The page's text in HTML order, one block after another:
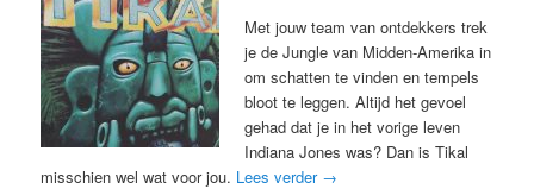
Met jouw team van ontdekkers trek
je de Jungle van Midden-Amerika in
om schatten te vinden en tempels
bloot te leggen. Altijd het gevoel
gehad dat je in het vorige leven
Indiana Jones was? Dan is Tikal
misschien wel wat voor jou. Lees verder →